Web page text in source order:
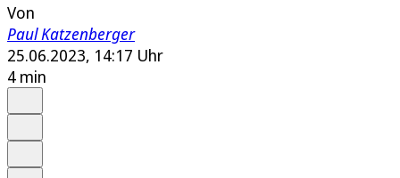
Von
Paul Katzenberger
25.06.2023, 14:17 Uhr
4 min